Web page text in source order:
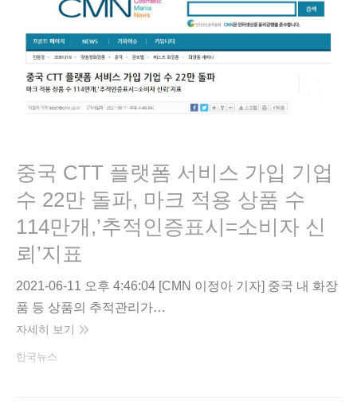
중국 CTT 플랫폼 서비스 가입 기업
수 22만 돌파, 마크 적용 상품 수
114만개,’추적인증표시=소비자 신
뢰’지표
2021-06-11 오후 4:46:04 [CMN 이정아 기자] 중국 내 화장
품 등 상품의 추적관리가…
자세히 보기
한국뉴스